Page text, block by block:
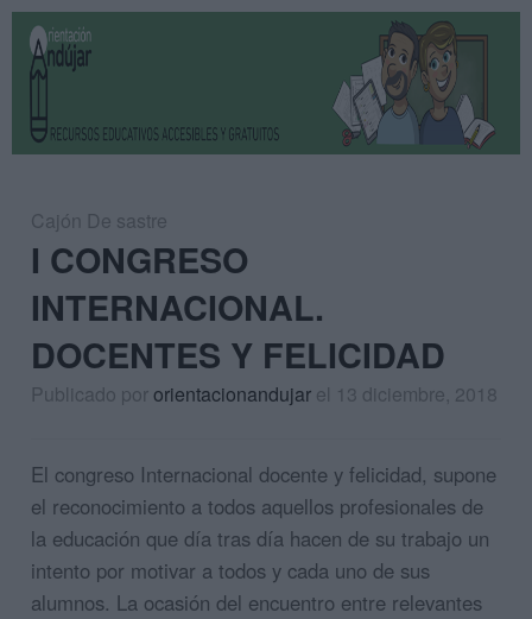
Cajón De sastre
I CONGRESO
INTERNACIONAL.
DOCENTES Y FELICIDAD
Publicado pororientacionandujar el 13 diciembre, 2018
El congreso Internacional docente y felicidad, supone
el reconocimiento a todos aquellos profesionales de
la educación que día tras día hacen de su trabajo un
intento por motivar a todos y cada uno de sus
alumnos. La ocasión del encuentro entre relevantes